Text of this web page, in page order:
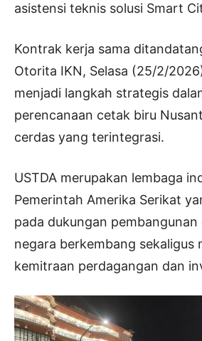
asistensi teknis solusi Smart
Kontrak kerja sama
Otorita IKN, Selasa (25/2/
menjadi langkah strategis
perencanaan cetak biru
cerdas yang terintegrasi.
USTDA merupakan lembaga
Pemerintah Amerika Serikat
pada dukungan
negara berkembang sekaligus
kemitraan perdagangan dan